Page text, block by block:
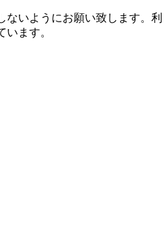
ないようにお願い致します。利
います。